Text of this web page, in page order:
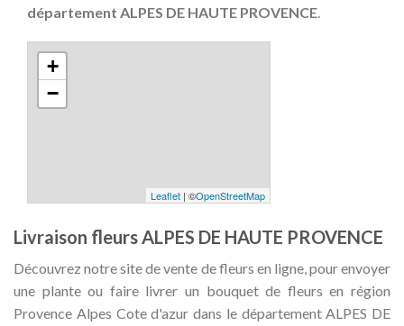
département ALPES DE HAUTE PROVENCE.
+
−
Leaflet | ©OpenStreetMap
Livraison fleurs ALPES DE HAUTE PROVENCE
Découvrez notre site de vente de fleurs en ligne, pour envoyer
une plante ou faire livrer un bouquet de fleurs en région
Provence Alpes Cote d'azur dans le département ALPES DE